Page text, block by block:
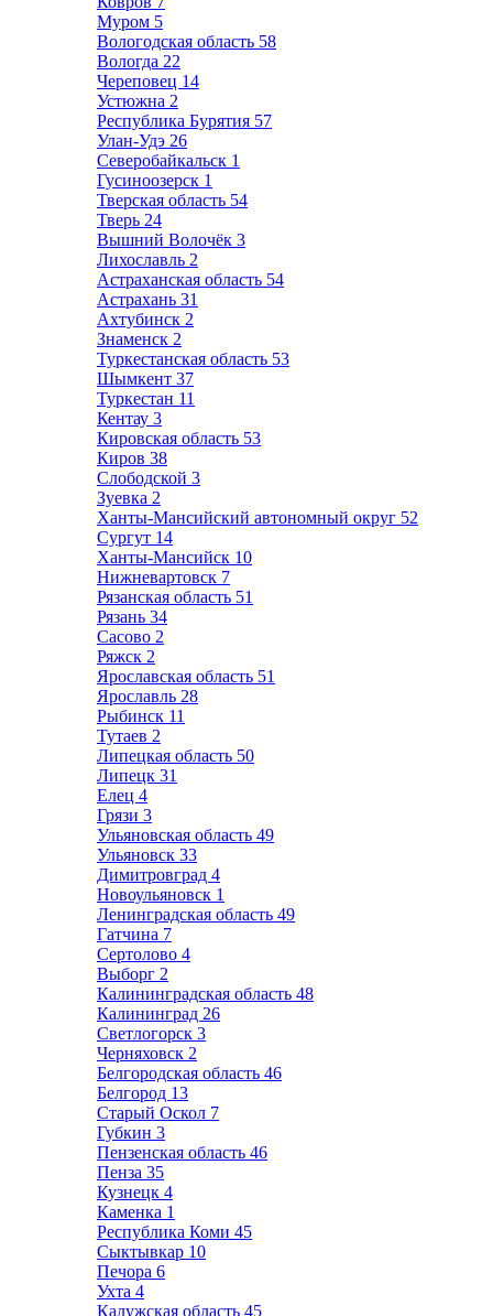
Муром 5
Вологодская область 58
Вологда 22
Череповец 14
Устюжна 2
Республика Бурятия 57
Улан-Удэ 26
Северобайкальск 1
Гусиноозерск 1
Тверская область 54
Тверь 24
Вышний Волочёк 3
Лихославль 2
Астраханская область 54
Астрахань 31
Ахтубинск 2
Знаменск 2
Туркестанская область 53
Шымкент 37
Туркестан 11
Кентау 3
Кировская область 53
Киров 38
Слободской 3
Зуевка 2
Ханты-Мансийский автономный округ 52
Сургут 14
Ханты-Мансийск 10
Нижневартовск 7
Рязанская область 51
Рязань 34
Сасово 2
Ряжск 2
Ярославская область 51
Ярославль 28
Рыбинск 11
Тутаев 2
Липецкая область 50
Липецк 31
Елец 4
Грязи 3
Ульяновская область 49
Ульяновск 33
Димитровград 4
Новоульяновск 1
Ленинградская область 49
Гатчина 7
Сертолово 4
Выборг 2
Калининградская область 48
Калининград 26
Светлогорск 3
Черняховск 2
Белгородская область 46
Белгород 13
Старый Оскол 7
Губкин 3
Пензенская область 46
Пенза 35
Кузнецк 4
Каменка 1
Республика Коми 45
Сыктывкар 10
Печора 6
Ухта 4
Калужская область 45